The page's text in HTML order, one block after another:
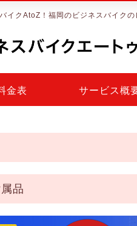
イクAtoZ！福岡のビジネスバイク
金表 サービス概
品